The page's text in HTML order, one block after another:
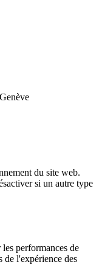
du site web.
si un autre type
performances de
de l'expérience des